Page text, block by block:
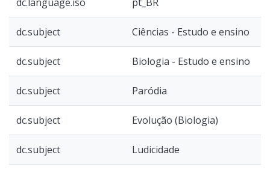
dc.subject Ciências - Estudo e ensino
dc.subject Biologia - Estudo e ensino
dc.subject Paródia
dc.subject Evolução (Biologia)
dc.subject Ludicidade